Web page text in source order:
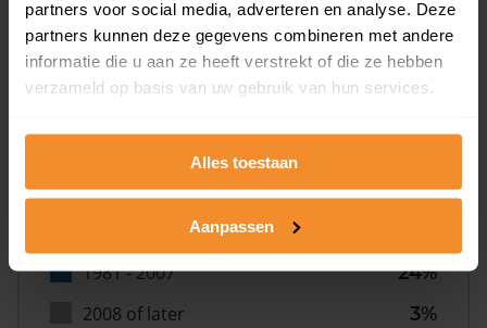
partners voor social media, adverteren en analyse. Deze
partners kunnen deze gegevens combineren met andere
informatie die u aan ze heeft verstrekt of die ze hebben
verzameld op basis van uw gebruik van hun services.
Alles toestaan
Aanpassen
T/m 1945
12%
1981 - 2007
24%
2008 of later
3%